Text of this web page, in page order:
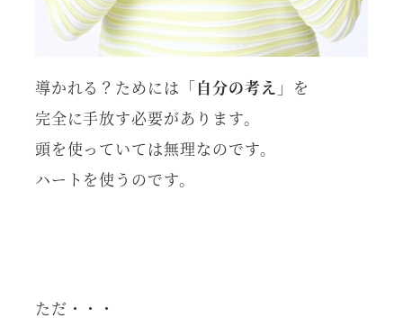
導かれる？ためには「自分の考え 」を
完全に手放す必要があります。
頭を使っていては無理なのです。
ハートを使うのです。
ただ・・・